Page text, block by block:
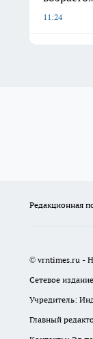
11:24
Редакционная
© vrntimes.ru -
Сетевое
Учредитель:
Главный